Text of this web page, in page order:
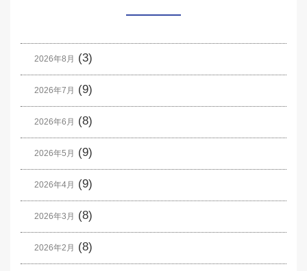
2026年8月 (3)
2026年7月 (9)
2026年6月 (8)
2026年5月 (9)
2026年4月 (9)
2026年3月 (8)
2026年2月 (8)